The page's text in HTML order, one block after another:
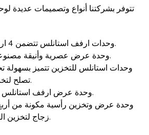
تتوفر بشركتنا أنواع وتصميمات عديدة
وحدات ارفف استانلس تتضمن 4 ارفف استانلس مخرمة.
وحدة عرض عصرية وأنيقة مصنوعة من استانلس ذهبي.
وحدات استانلس للتخزين تتميز بسهولة
تصلح لتخزين الطعام والشراب.
وحدة عرض ارفف استانلس بمقاس 30×160سم.
وحدة عرض وتخزين رأسية مكونة من
زجاج لتخزين المستلزمات الشخصية.